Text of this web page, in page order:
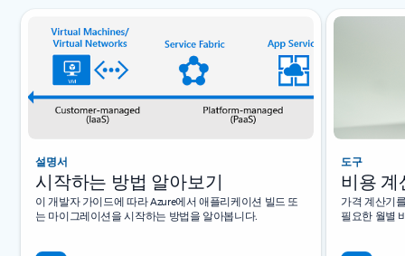
슬라이드 {0} {1} 표시기
설명서
시작하는 방법 알아보기
이 개발자 가이드에 따라 Azure에서 애플리케이션 빌드 또
는 마이그레이션을 시작하는 방법을 알아봅니다.
도구
비용 계
가격 계산기
필요한 월별